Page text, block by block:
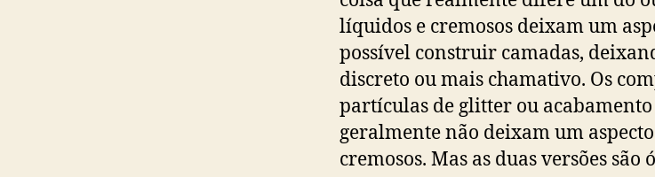
líquidos e cremosos deixam um
possível construir camadas,
discreto ou mais chamativo. Os
partículas de glitter ou
geralmente não deixam um
cremosos. Mas as duas versões são